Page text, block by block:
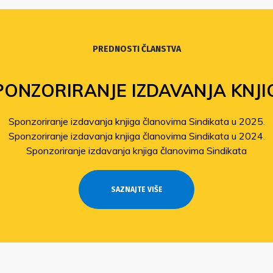
PREDNOSTI ČLANSTVA
IZDAVANJA
Sponzoriranje izdavanja knjiga članovima Sindikata u 2025.
Sponzoriranje izdavanja knjiga članovima Sindikata u 2024.
Sponzoriranje izdavanja knjiga članovima Sindikata
SAZNAJTE VIŠE